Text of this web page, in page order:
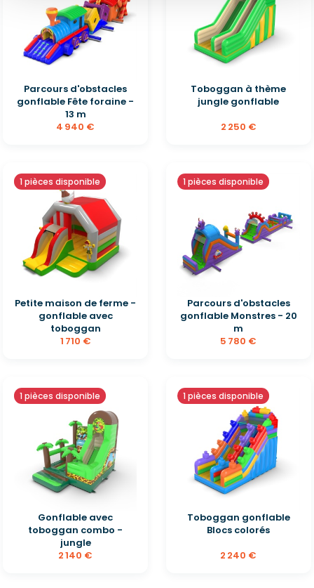
Parcours d'obstacles
gonflable Fête foraine -
13 m
4 940 €
Toboggan à thème
jungle gonflable
2 250 €
1 pièces disponible
Petite maison de ferme -
gonflable avec
toboggan
1 710 €
1 pièces disponible
Parcours d'obstacles
gonflable Monstres - 20
m
5 780 €
1 pièces disponible
Gonflable avec
toboggan combo -
jungle
2 140 €
1 pièces disponible
Toboggan gonflable
Blocs colorés
2 240 €